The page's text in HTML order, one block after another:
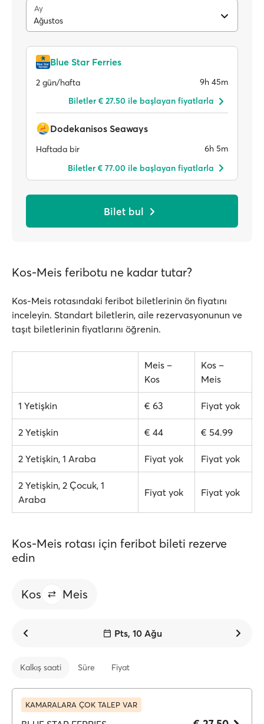
Ay
Ağustos
Blue Star Ferries
2 gün/hafta
9h 45m
Biletler € 27.50 ile başlayan fiyatlarla
Dodekanisos Seaways
Haftada bir
6h 5m
Biletler € 77.00 ile başlayan fiyatlarla
Bilet bul
Kos-Meis feribotu ne kadar tutar?
Kos-Meis rotasındaki feribot biletlerinin ön fiyatını
inceleyin. Standart biletlerin, aile rezervasyonunun ve
taşıt biletlerinin fiyatlarını öğrenin.
Meis –
Kos
Kos –
Meis
1 Yetişkin € 63 Fiyat yok
2 Yetişkin € 44 € 54.99
2 Yetişkin, 1 Araba Fiyat yok Fiyat yok
2 Yetişkin, 2 Çocuk, 1
Araba
Fiyat yok Fiyat yok
Kos-Meis rotası için feribot bileti rezerve
edin
Kos Meis
Pts, 10 Ağu
Kalkış saati Süre Fiyat
KAMARALARA ÇOK TALEP VAR